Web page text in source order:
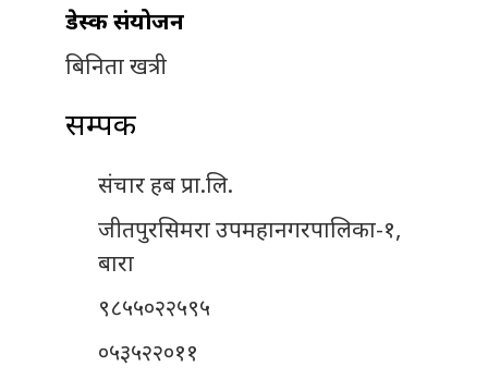
डेस्क संयोजन
बिनिता खत्री
सम्पर्क
संचार हब प्रा.लि.
जीतपुरसिमरा उपमहानगरपालिका-१,
बारा
९८५५०२२५९५
०५३५२२०११